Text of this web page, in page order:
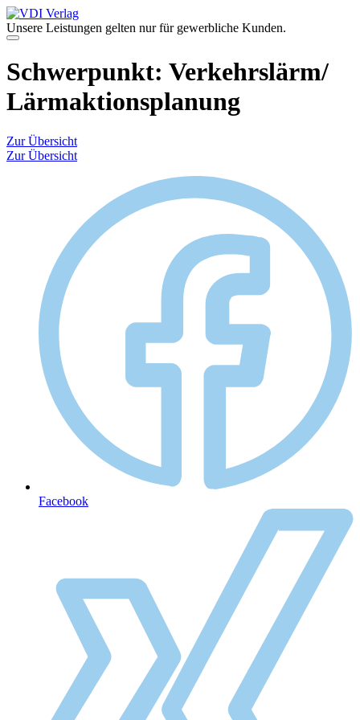
Zum
Inhalt
springen
Unsere Leistungen gelten nur für gewerbliche Kunden.
Menü
Schwerpunkt: Verkehrslärm/
Lärmaktionsplanung
Zur Übersicht
Zur Übersicht
Facebook